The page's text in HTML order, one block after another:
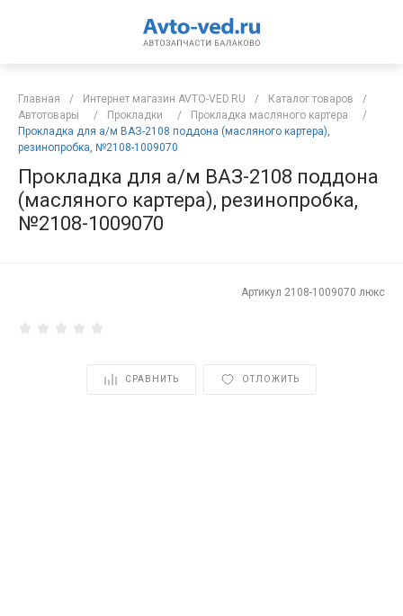
Главная / Интернет магазин AVTO-VED.RU / Каталог товаров
/
Автотовары
/ Прокладки / Прокладка масляного картера
/
Прокладка для а/м ВАЗ-2108 поддона (масляного картера),
резинопробка, №2108-1009070
Прокладка для а/м ВАЗ-2108 поддона
(масляного картера), резинопробка,
№2108-1009070
Артикул 2108-1009070 люкс
СРАВНИТЬ ОТЛОЖИТЬ